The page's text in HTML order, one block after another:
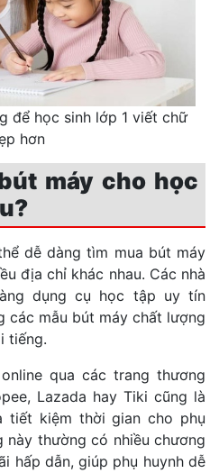
để học sinh lớp 1 viết chữ
hơn
máy cho học
dễ dàng tìm mua bút máy
địa chỉ khác nhau. Các nhà
dụng cụ học tập uy tín
các mẫu bút máy chất lượng
tiếng.
qua các trang thương
Lazada hay Tiki cũng là
tiết kiệm thời gian cho phụ
này thường có nhiều chương
hấp dẫn, giúp phụ huynh dễ